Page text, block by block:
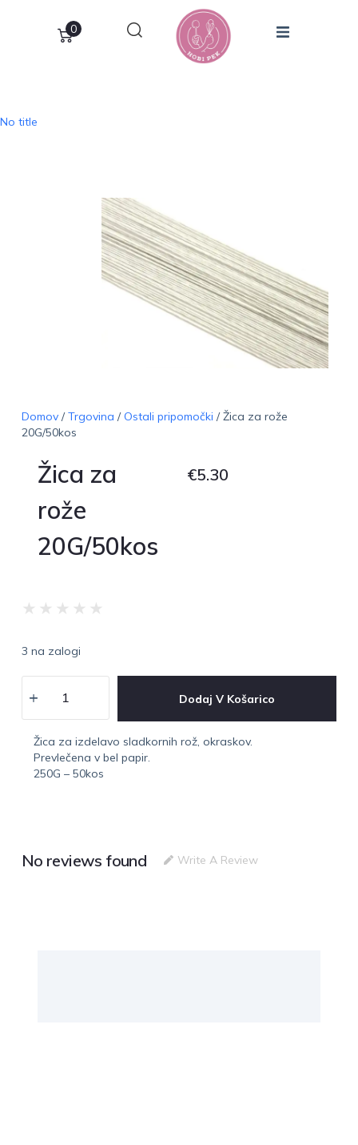
0
No title
Domov/Trgovina /Ostali pripomočki / Žica za rože
20G/50kos
Žica za
rože
20G/50kos
€5.30
★ ★ ★ ★ ★
3 na zalogi
Dodaj V Košarico
Žica za izdelavo sladkornih rož, okraskov.
Prevlečena v bel papir.
250G – 50kos
No reviews found Write A Review